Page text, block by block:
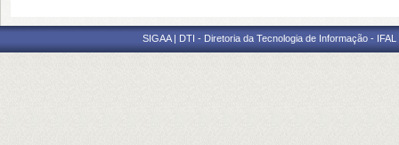
SIGAA | DTI - Diretoria da Tecnologia de Informação -